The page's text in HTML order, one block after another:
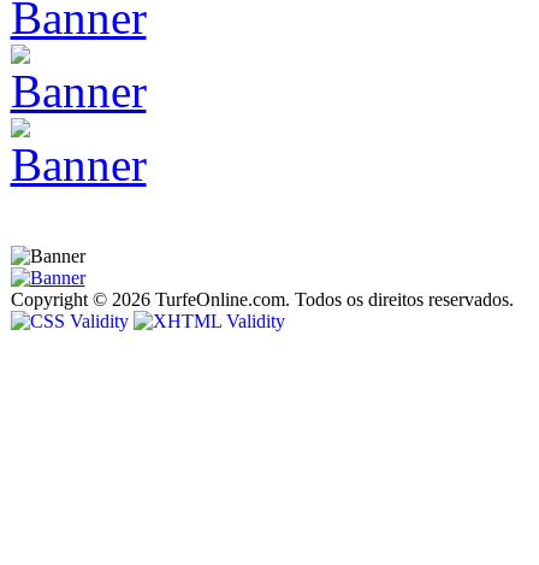
Copyright © 2026 TurfeOnline.com. Todos os direitos reservados.